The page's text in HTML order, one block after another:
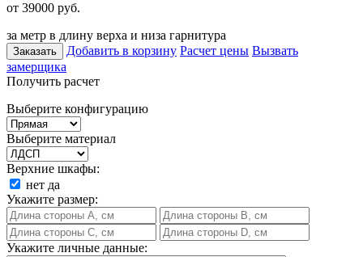
от 39000 руб.
за метр в длину верха и низа гарнитура
Заказать Добавить в корзину Расчет цены Вызвать
замерщика
Получить расчет
Выберите конфигурацию
Выберите материал
Верхние шкафы:
нет да
Укажите размер:
Укажите личные данные: